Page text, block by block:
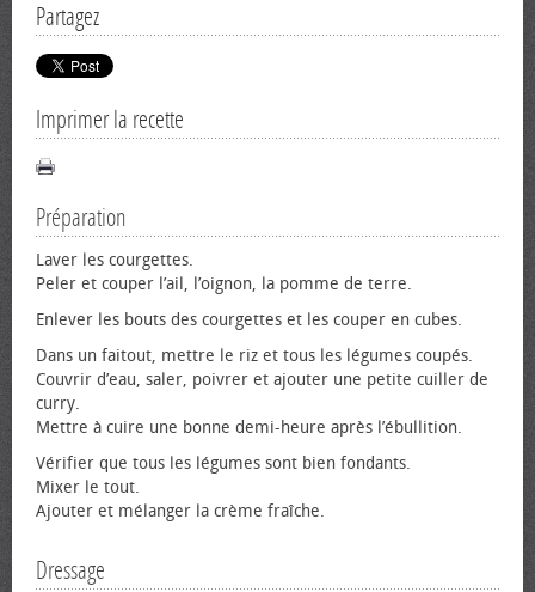
Partagez
Imprimer la recette
Préparation
Laver les courgettes.
Peler et couper l’ail, l’oignon, la pomme de terre.
Enlever les bouts des courgettes et les couper en cubes.
Dans un faitout, mettre le riz et tous les légumes coupés.
Couvrir d’eau, saler, poivrer et ajouter une petite cuiller de
curry.
Mettre à cuire une bonne demi-heure après l’ébullition.
Vérifier que tous les légumes sont bien fondants.
Mixer le tout.
Ajouter et mélanger la crème fraîche.
Dressage